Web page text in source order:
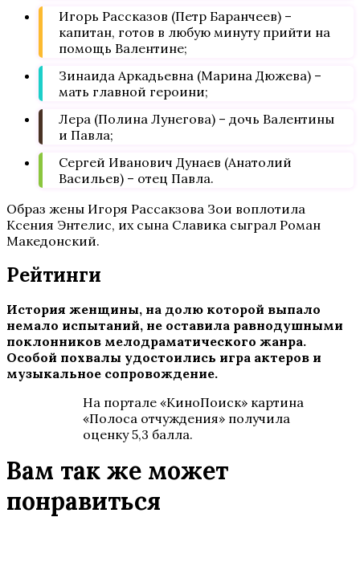
Игорь Рассказов (Петр Баранчеев) –
капитан, готов в любую минуту прийти на
помощь Валентине;
Зинаида Аркадьевна (Марина Дюжева) –
мать главной героини;
Лера (Полина Лунегова) – дочь Валентины
и Павла;
Сергей Иванович Дунаев (Анатолий
Васильев) – отец Павла.
Образ жены Игоря Рассакзова Зои воплотила
Ксения Энтелис, их сына Славика сыграл Роман
Македонский.
Рейтинги
История женщины, на долю которой выпало
немало испытаний, не оставила равнодушными
поклонников мелодраматического жанра.
Особой похвалы удостоились игра актеров и
музыкальное сопровождение.
На портале «КиноПоиск» картина
«Полоса отчуждения» получила
оценку 5,3 балла.
Вам так же может
понравиться